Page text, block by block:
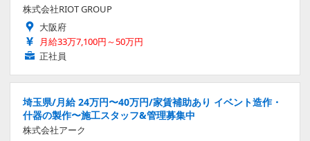
株式会社RIOT GROUP
大阪府
月給33万7,100円～50万円
正社員
埼玉県/月給 24万円〜40万円/家賃補助あり イベント造作・
什器の製作〜施工スタッフ&管理募集中
株式会社アーク